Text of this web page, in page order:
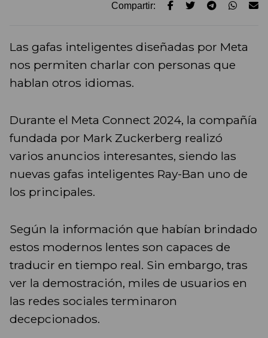
Compartir:
Las gafas inteligentes diseñadas por Meta
nos permiten charlar con personas que
hablan otros idiomas.
Durante el Meta Connect 2024, la compañía
fundada por Mark Zuckerberg realizó
varios anuncios interesantes, siendo las
nuevas gafas inteligentes Ray-Ban uno de
los principales.
Según la información que habían brindado
estos modernos lentes son capaces de
traducir en tiempo real. Sin embargo, tras
ver la demostración, miles de usuarios en
las redes sociales terminaron
decepcionados.